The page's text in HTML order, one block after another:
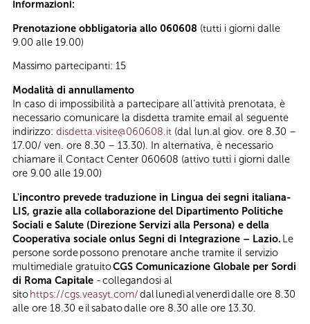
Informazioni:
Prenotazione obbligatoria allo 060608 (tutti i giorni dalle
9.00 alle 19.00)
Massimo partecipanti: 15
Modalità di annullamento
In caso di impossibilità a partecipare all’attività prenotata, è
necessario comunicare la disdetta tramite email al seguente
indirizzo: disdetta.visite@060608.it (dal lun.al giov. ore 8.30 –
17.00/ ven. ore 8.30 – 13.30). In alternativa, è necessario
chiamare il Contact Center 060608 (attivo tutti i giorni dalle
ore 9.00 alle 19.00)
L'incontro prevede traduzione in Lingua dei segni italiana-
LIS, grazie alla collaborazione del Dipartimento Politiche
Sociali e Salute (Direzione Servizi alla Persona) e della
Cooperativa sociale onlus Segni di Integrazione – Lazio. Le
persone sorde possono prenotare anche tramite il servizio
multimediale gratuitoCGS Comunicazione Globale per Sordi
di Roma Capitale - collegandosi al
sitohttps://cgs.veasyt.com/dal lunedì al venerdì dalle ore 8.30
alle ore 18.30 e il sabato dalle ore 8.30 alle ore 13.30.